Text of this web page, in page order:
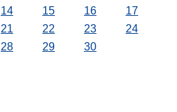
14 15 16
17
21 22 23
24
28 29 30